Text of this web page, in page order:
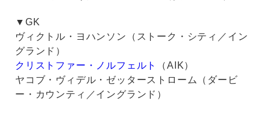
▼GK
ヴィクトル・ヨハンソン（ストーク・シティ／イン
グランド）
クリストファー・ノルフェルト
（AIK）
ヤコブ・ヴィデル・ゼッターストローム（ダービ
ー・カウンティ／イングランド）